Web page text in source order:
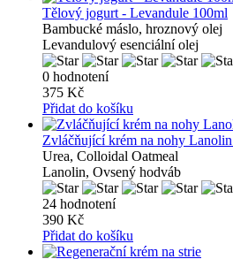
Tělový jogurt - Levandule 100ml
Bambucké máslo, hroznový olej
Levandulový esenciální olej
0 hodnotení
375 Kč
Přidat do košíku
Zvláčňující krém na nohy Lanolin
Urea, Colloidal Oatmeal
Lanolin, Ovsený hodváb
24 hodnotení
390 Kč
Přidat do košíku